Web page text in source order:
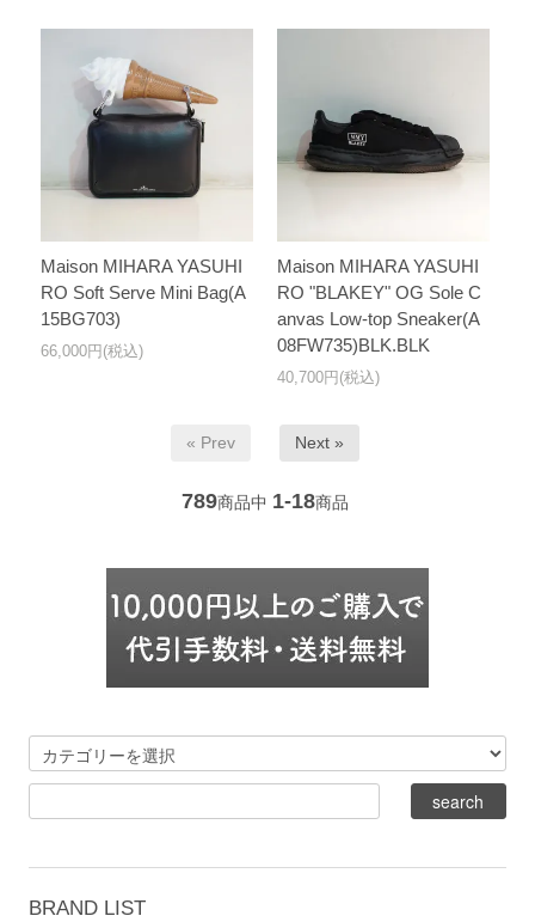
Maison MIHARA YASUHI
RO Soft Serve Mini Bag(A
15BG703)
66,000円(税込)
Maison MIHARA YASUHI
RO "BLAKEY" OG Sole C
anvas Low-top Sneaker(A
08FW735)BLK.BLK
40,700円(税込)
« Prev Next »
789商品中 1-18商品
BRAND LIST